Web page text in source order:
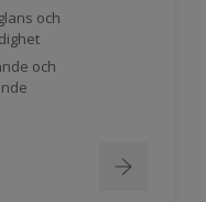
och
och